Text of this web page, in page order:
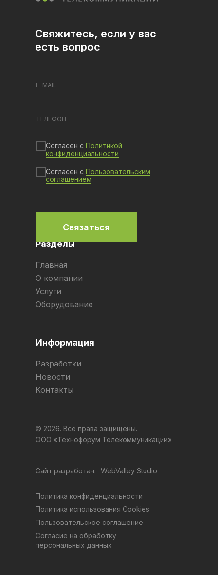
Разделы
Информация
Главная
О компании
Услуги
Оборудование
Разработки
Новости
Контакты
Политика использования Cookies
Согласие на обработку
персональных данных
Пользовательское соглашение
Политика конфиденциальности
© 2026. Все права защищены.
ООО «Технофорум Телекоммуникации»
Сайт разработан:
Согласен с Политикой
конфиденциальности
Согласен с Пользовательским
соглашением
Связаться
Свяжитесь, если у вас
есть вопрос
WebValley Studio